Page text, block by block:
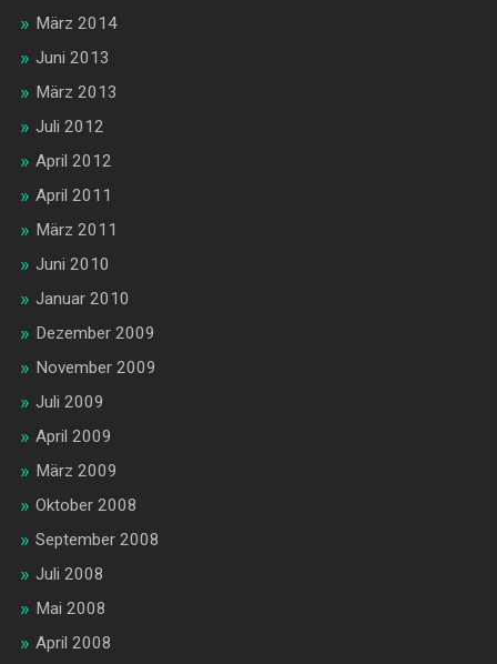
März 2014
Juni 2013
März 2013
Juli 2012
April 2012
April 2011
März 2011
Juni 2010
Januar 2010
Dezember 2009
November 2009
Juli 2009
April 2009
März 2009
Oktober 2008
September 2008
Juli 2008
Mai 2008
April 2008